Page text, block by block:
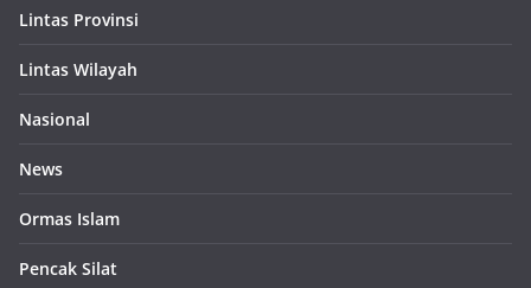
Lintas Provinsi
Lintas Wilayah
Nasional
News
Ormas Islam
Pencak Silat